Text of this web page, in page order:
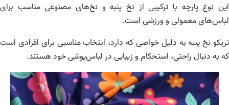
این نوع پارچه با ترکیبی از نخ پنبه و نخ‌های مصنوعی مناسب برای
لباس‌های معمولی و ورزشی است.
تریکو نخ پنبه به دلیل خواصی که دارد، انتخاب مناسبی برای افرادی است
که به دنبال راحتی، استحکام و زیبایی در لباس‌پوشی خود هستند.